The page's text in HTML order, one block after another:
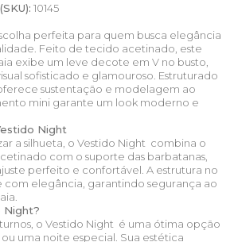
10145
perfeita para quem busca elegância
Feito de tecido acetinado, este
exibe um leve decote em V no busto,
sofisticado e glamouroso. Estruturado
sustentação e modelagem ao
mini garante um look moderno e
Night
a silhueta, o Vestido Night combina o
com o suporte das barbatanas,
perfeito e confortável. A estrutura no
elegância, garantindo segurança ao
Night?
o Vestido Night é uma ótima opção
uma noite especial. Sua estética